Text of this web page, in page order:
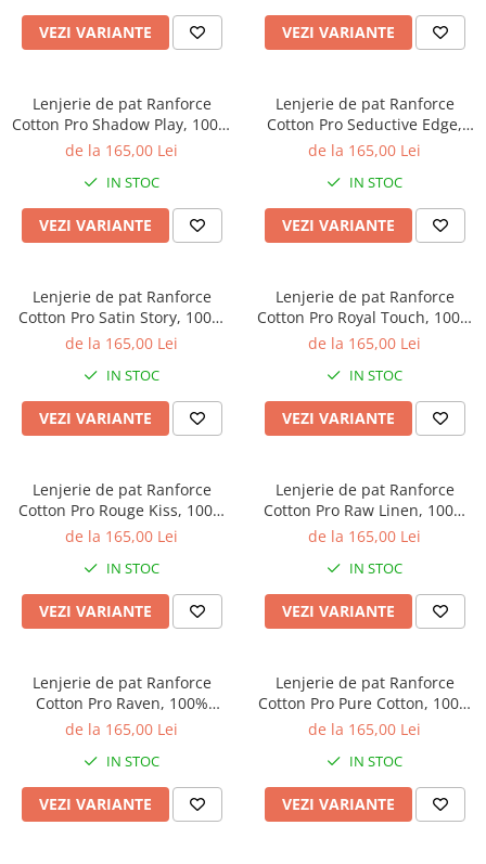
VEZI VARIANTE VEZI VARIANTE
Lenjerie de pat Ranforce
Cotton Pro Shadow Play, 100%
bumbac, bej, imprimeu
de la 165,00 Lei
IN STOC
VEZI VARIANTE
Lenjerie de pat Ranforce
Cotton Pro Seductive Edge,
100% bumbac, bej, imprimeu
de la 165,00 Lei
IN STOC
VEZI VARIANTE
Lenjerie de pat Ranforce
Cotton Pro Satin Story, 100%
bumbac, gri deschis,
de la 165,00 Lei
IN STOC
VEZI VARIANTE
Lenjerie de pat Ranforce
Cotton Pro Royal Touch, 100%
bumbac, alb, imprimeu floral
de la 165,00 Lei
IN STOC
VEZI VARIANTE
Lenjerie de pat Ranforce
Cotton Pro Rouge Kiss, 100%
bumbac, alb, imprimeu
de la 165,00 Lei
IN STOC
VEZI VARIANTE
Lenjerie de pat Ranforce
Cotton Pro Raw Linen, 100%
bumbac, bej, imprimeu
de la 165,00 Lei
IN STOC
VEZI VARIANTE
Lenjerie de pat Ranforce
Cotton Pro Raven, 100%
bumbac, verde salvie,
de la 165,00 Lei
IN STOC
VEZI VARIANTE
Lenjerie de pat Ranforce
Cotton Pro Pure Cotton, 100%
bumbac, rosu inchis,
de la 165,00 Lei
IN STOC
VEZI VARIANTE